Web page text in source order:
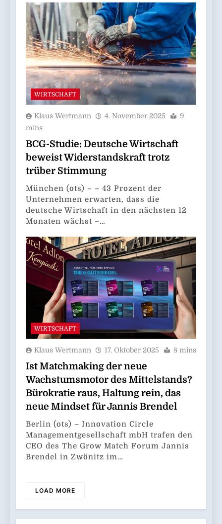
WIRTSCHAFT
Klaus Wertmann 4. November 2025
9
mins
BCG-Studie: Deutsche Wirtschaft
beweist Widerstandskraft trotz
trüber Stimmung
München (ots) – – 43 Prozent der
Unternehmen erwarten, dass die
deutsche Wirtschaft in den nächsten 12
Monaten wächst –…
WIRTSCHAFT
Klaus Wertmann 17. Oktober 2025 8 mins
Ist Matchmaking der neue
Wachstumsmotor des Mittelstands?
Bürokratie raus, Haltung rein, das
neue Mindset für Jannis Brendel
Berlin (ots) – Innovation Circle
Managementgesellschaft mbH trafen den
CEO des The Grow Match Forum Jannis
Brendel in Zwönitz im…
LOAD MORE